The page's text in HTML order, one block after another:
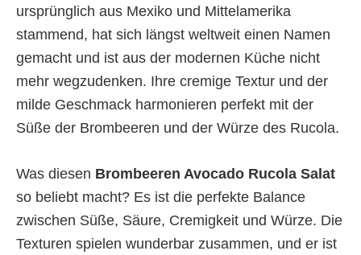
ursprünglich aus Mexiko und Mittelamerika
stammend, hat sich längst weltweit einen Namen
gemacht und ist aus der modernen Küche nicht
mehr wegzudenken. Ihre cremige Textur und der
milde Geschmack harmonieren perfekt mit der
Süße der Brombeeren und der Würze des Rucola.
Was diesen Brombeeren Avocado Rucola Salat
so beliebt macht? Es ist die perfekte Balance
zwischen Süße, Säure, Cremigkeit und Würze. Die
Texturen spielen wunderbar zusammen, und er ist